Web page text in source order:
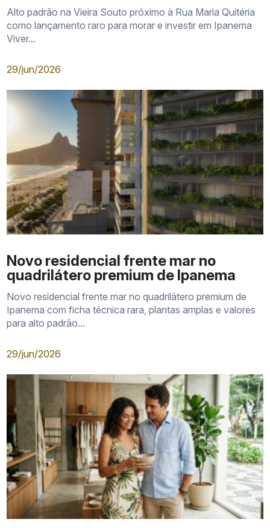
Alto padrão na Vieira Souto próximo à Rua Maria Quitéria
como lançamento raro para morar e investir em Ipanema
Viver...
29/jun/2026
Novo residencial frente mar no
quadrilátero premium de Ipanema
Novo residencial frente mar no quadrilátero premium de
Ipanema com ficha técnica rara, plantas amplas e valores
para alto padrão...
29/jun/2026